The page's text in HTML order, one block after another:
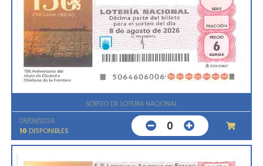
SORTEO DE LOTERIA NACIONAL
08/08/2026
10 DISPONIBLES 0